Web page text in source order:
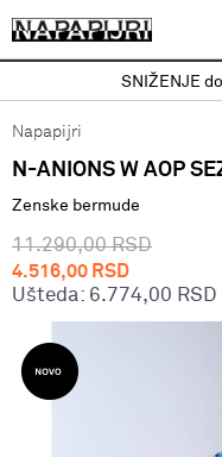
SNIŽENJE
Napapijri
N-ANIONS W AOP
Zenske bermude
11.290,00 RSD
4.516,00 RSD
Ušteda: 6.774,00 RSD